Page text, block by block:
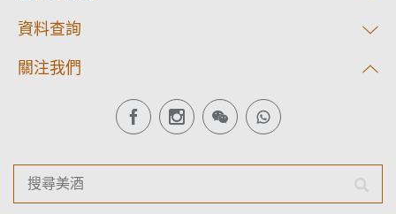
資料查詢
關注我們